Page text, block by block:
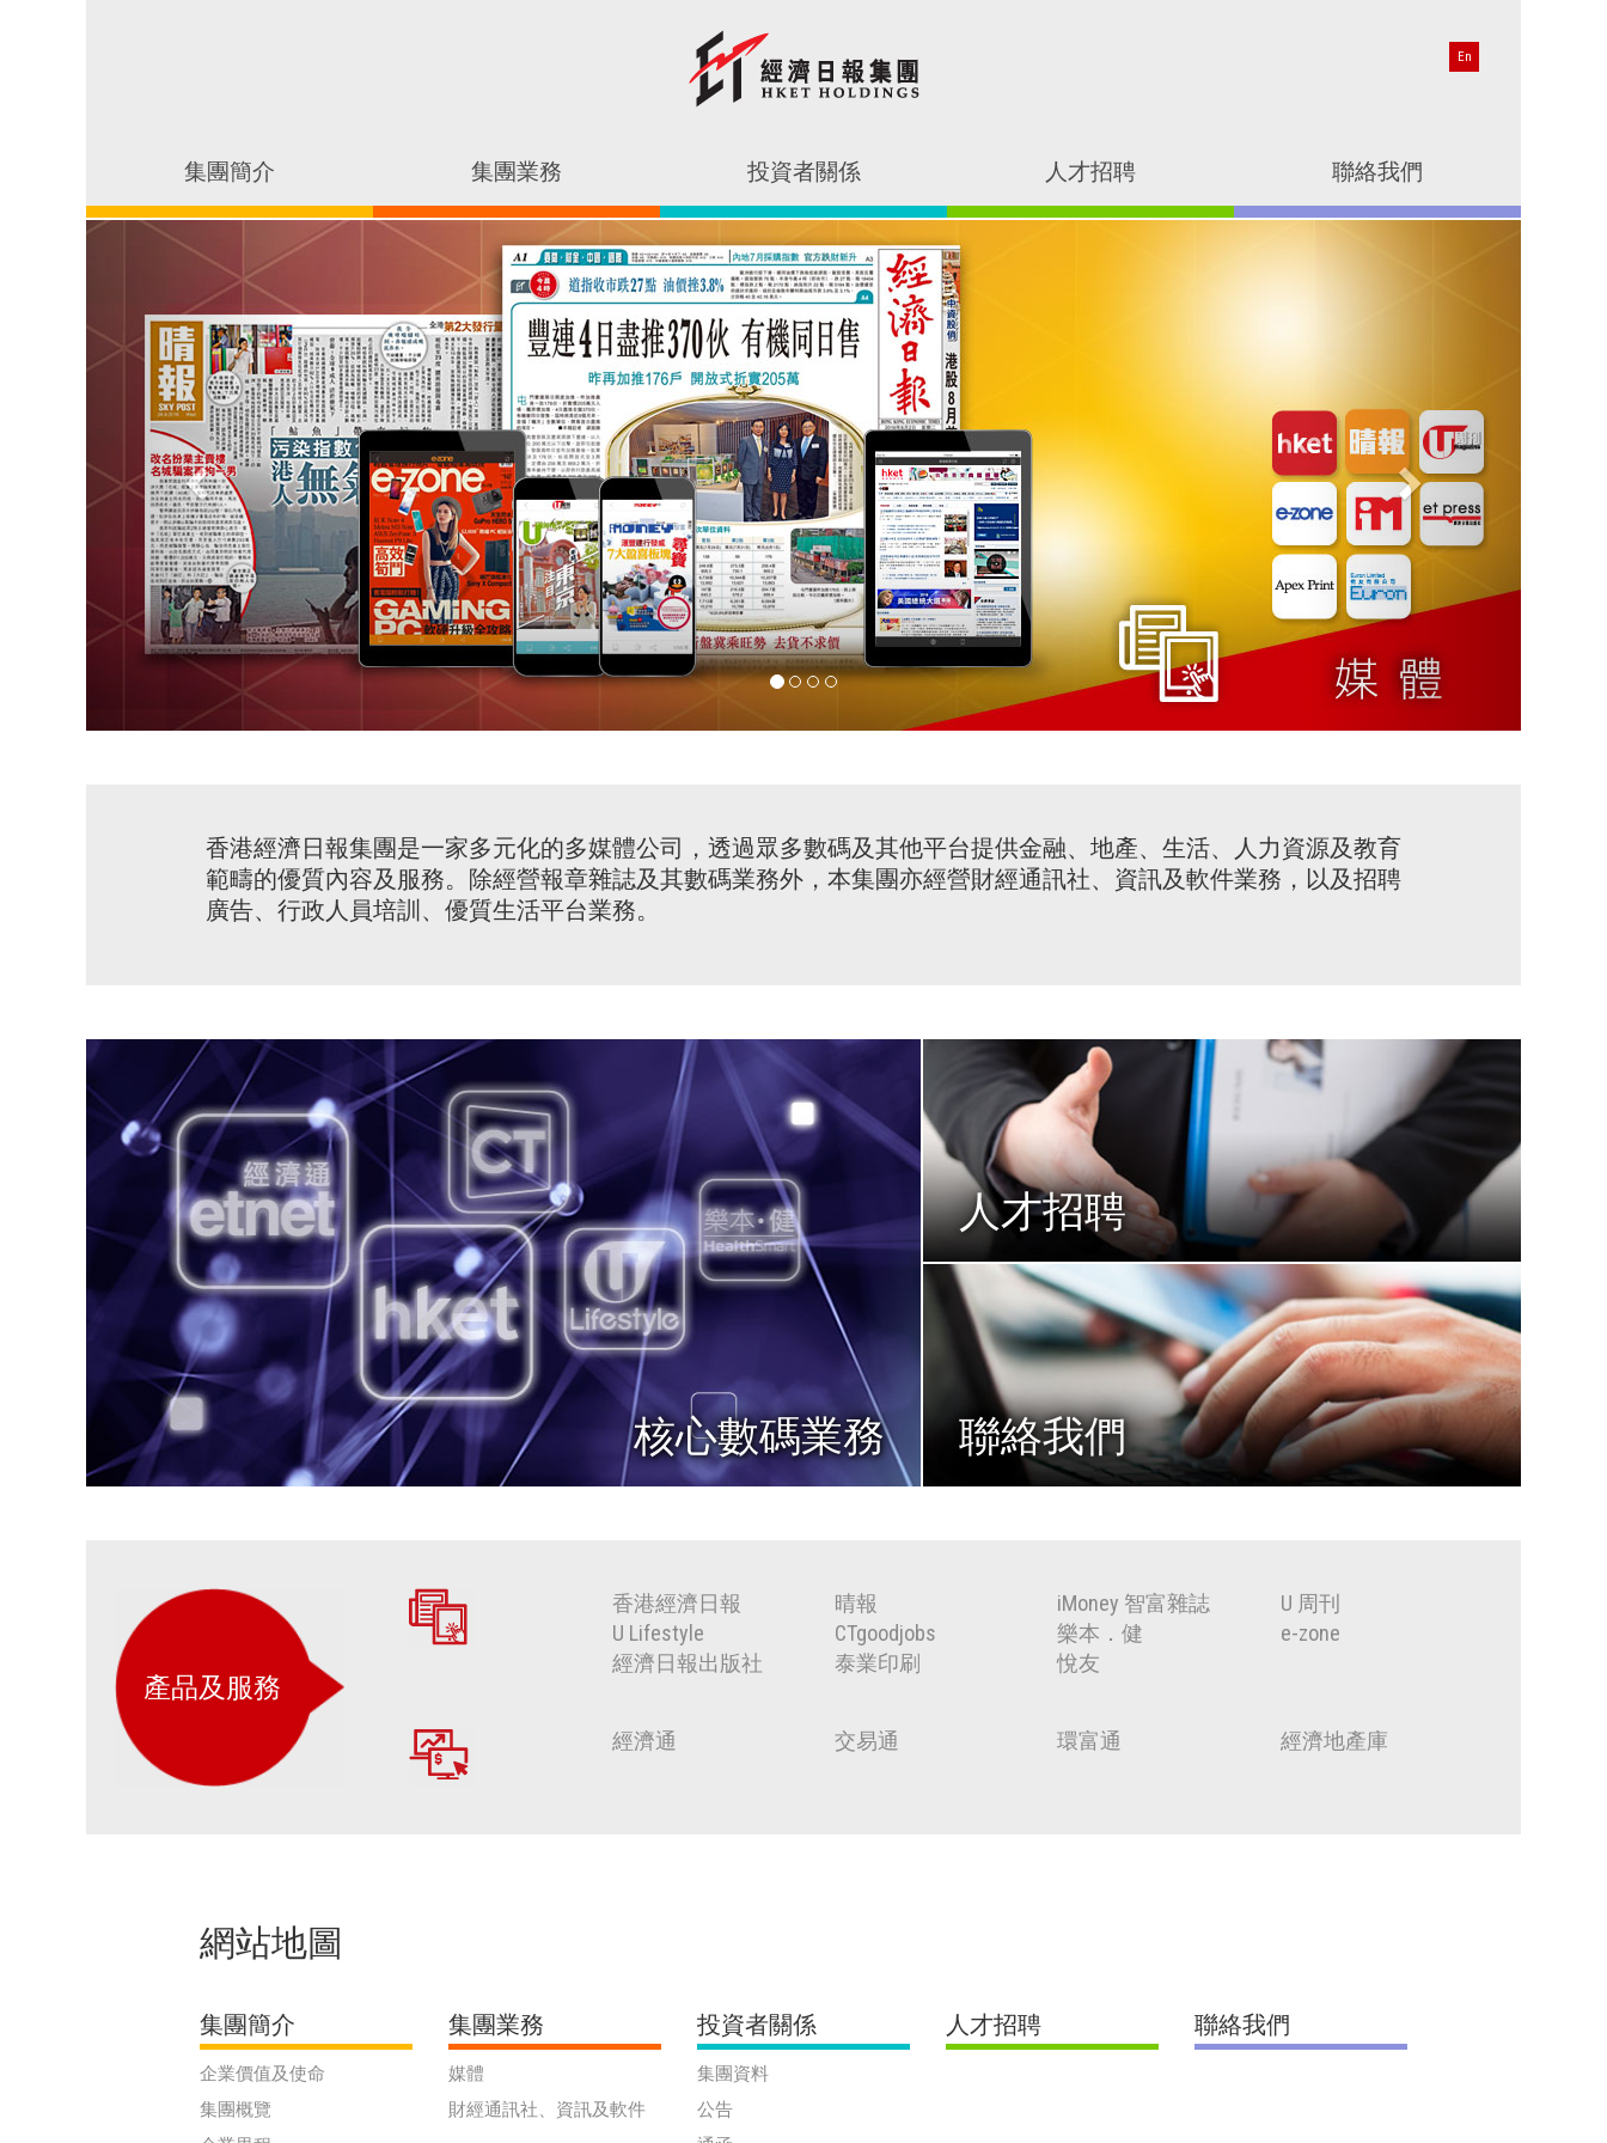
En
集團簡介 集團業務 投資者關係 人才招聘 聯絡我們
香港經濟日報集團是一家多元化的多媒體公司，透過眾多數碼及其他平台提供金融、地產、生活、人力資源及教育
範疇的優質內容及服務。除經營報章雜誌及其數碼業務外，本集團亦經營財經通訊社、資訊及軟件業務，以及招聘
廣告、行政人員培訓、優質生活平台業務。
核心數碼業務
人才招聘
聯絡我們
產品及服務
香港經濟日報 晴報 iMoney 智富雜誌
U 周刊
U Lifestyle
CTgoodjobs 樂本．健
e-zone
經濟日報出版社
泰業印刷 悅友
經濟通 交易通 環富通 經濟地產庫
網站地圖
集團簡介
企業價值及使命
集團概覽
集團業務
媒體
財經通訊社、資訊及軟件
投資者關係
集團資料
公告
人才招聘 聯絡我們